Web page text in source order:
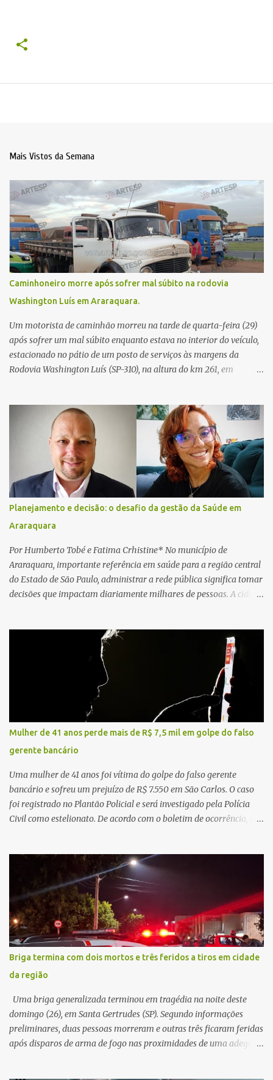
Mais Vistos da Semana
Caminhoneiro morre após sofrer mal súbito na rodovia
Washington Luís em Araraquara.
Um motorista de caminhão morreu na tarde de quarta-feira (29)
após sofrer um mal súbito enquanto estava no interior do veículo,
estacionado no pátio de um posto de serviços às margens da
Rodovia Washington Luís (SP-310), na altura do km 261, em
relatos de que havia um condutor inconsciente dentro de um
caminhão. Equipes de resgate foram rapidamente deslocadas ao
local e encontraram a vítima em parada cardiorrespiratória. Os
socorristas iniciaram imediatamente as manobras de reanimação
cardiopulmonar (RCP), porém, apesar de todos os esforços, o
motorista não respondeu aos procedimentos. Às 17h03, médicos
da Unidade de Suporte Avançado constataram o óbito da vítima.
Fonte: São Carlos Agora
Planejamento e decisão: o desafio da gestão da Saúde em
Araraquara
Por Humberto Tobé e Fatima Crhistine* No município de
Araraquara, importante referência em saúde para a região central
do Estado de São Paulo, administrar a rede pública significa tomar
decisões que impactam diariamente milhares de pessoas. A cidade
município, mas também de diversas cidades do entorno,
ampliando significativamente a responsabilidade da gestão sobre
o Sistema Único de Saúde (SUS). Nos últimos anos, o Governo
Federal tem ampliado investimentos destinados ao fortalecimento
da atenção básica, da infraestrutura hospitalar e da
regionalização dos serviços de saúde. Entretanto, em um cenário
de demandas crescentes e recursos necessariamente limitados, a
principal missão da gestão pública não é apenas investir mais,
mas decidir melhor onde investir para produzir o maior benefício
possível à população. Essa reflexão encontra respaldo tanto na
teoria da admini...
Mulher de 41 anos perde mais de R$ 7,5 mil em golpe do falso
gerente bancário
Uma mulher de 41 anos foi vítima do golpe do falso gerente
bancário e sofreu um prejuízo de R$ 7.550 em São Carlos. O caso
foi registrado no Plantão Policial e será investigado pela Polícia
Civil como estelionato. De acordo com o boletim de ocorrência, a
suspeito alegou que seria necessário atualizar o cadastro da conta
e passou a orientar a vítima sobre os procedimentos que deveriam
ser realizados. Dias depois, o golpista enviou um documento em
PDF simulando uma comunicação oficial da instituição financeira.
Na sequência, entrou em contato por telefone e encaminhou um
link, orientando a vítima a acessá-lo pelo computador para
concluir a suposta atualização cadastral. Após realizar o
procedimento, a conta bancária ficou bloqueada por algumas
horas. Sem conseguir acessar o sistema, a vítima tentou
novamente contato com o suposto gerente, mas não obteve
resposta. Na segunda-fe...
Briga termina com dois mortos e três feridos a tiros em cidade
da região
Uma briga generalizada terminou em tragédia na noite deste
domingo (26), em Santa Gertrudes (SP). Segundo informações
preliminares, duas pessoas morreram e outras três ficaram feridas
após disparos de arma de fogo nas proximidades de uma adega. O